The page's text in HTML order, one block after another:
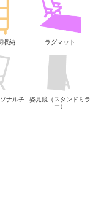
収納 ラグマット
ナルチ
姿見鏡（スタンドミラ
ー）